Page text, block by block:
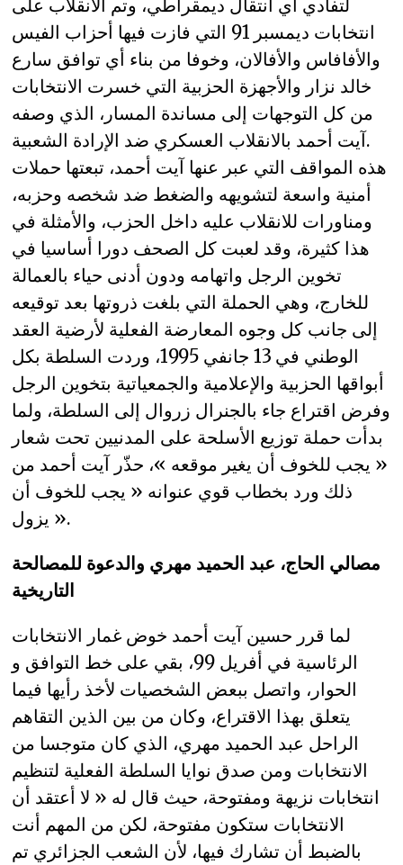
لتفادي أي انتقال ديمقراطي، وتم الانقلاب على
انتخابات ديمسبر 91 التي فازت فيها أحزاب الفيس
والأفافاس والأفالان، وخوفا من بناء أي توافق سارع
خالد نزار والأجهزة الحزبية التي خسرت الانتخابات
من كل التوجهات إلى مساندة المسار، الذي وصفه
آيت أحمد بالانقلاب العسكري ضد الإرادة الشعبية.
هذه المواقف التي عبر عنها آيت أحمد، تبعتها حملات
أمنية واسعة لتشويهه والضغط ضد شخصه وحزبه،
ومناورات للانقلاب عليه داخل الحزب، والأمثلة في
هذا كثيرة، وقد لعبت كل الصحف دورا أساسيا في
تخوين الرجل واتهامه ودون أدنى حياء بالعمالة
للخارج، وهي الحملة التي بلغت ذروتها بعد توقيعه
إلى جانب كل وجوه المعارضة الفعلية لأرضية العقد
الوطني في 13 جانفي 1995، وردت السلطة بكل
أبواقها الحزبية والإعلامية والجمعياتية بتخوين الرجل
وفرض اقتراع جاء بالجنرال زروال إلى السلطة، ولما
بدأت حملة توزيع الأسلحة على المدنيين تحت شعار
« يجب للخوف أن يغير موقعه »، حذّر آيت أحمد من
ذلك ورد بخطاب قوي عنوانه « يجب للخوف أن
يزول ».
مصالي الحاج، عبد الحميد مهري والدعوة للمصالحة
التاريخية
لما قرر حسين آيت أحمد خوض غمار الانتخابات
الرئاسية في أفريل 99، بقي على خط التوافق و
الحوار، واتصل ببعض الشخصيات لأخذ رأيها فيما
يتعلق بهذا الاقتراع، وكان من بين الذين التقاهم
الراحل عبد الحميد مهري، الذي كان متوجسا من
الانتخابات ومن صدق نوايا السلطة الفعلية لتنظيم
انتخابات نزيهة ومفتوحة، حيث قال له « لا أعتقد أن
الانتخابات ستكون مفتوحة، لكن من المهم أنت
بالضبط أن تشارك فيها، لأن الشعب الجزائري تم